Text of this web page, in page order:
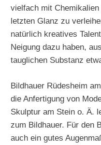
vielfach mit
letzten Glanz zu
natürlich kreatives
Neigung dazu haben,
tauglichen Substanz
Bildhauer Rüdesheim
die Anfertigung von
Skulptur am Stein o. Ä.
zum Bildhauer. Für den
auch ein gutes